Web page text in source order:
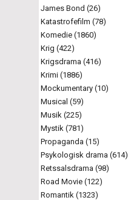
James Bond (26)
Katastrofefilm (78)
Komedie (1860)
Krig (422)
Krigsdrama (416)
Krimi (1886)
Mockumentary (10)
Musical (59)
Musik (225)
Mystik (781)
Propaganda (15)
Psykologisk drama (614)
Retssalsdrama (98)
Road Movie (122)
Romantik (1323)